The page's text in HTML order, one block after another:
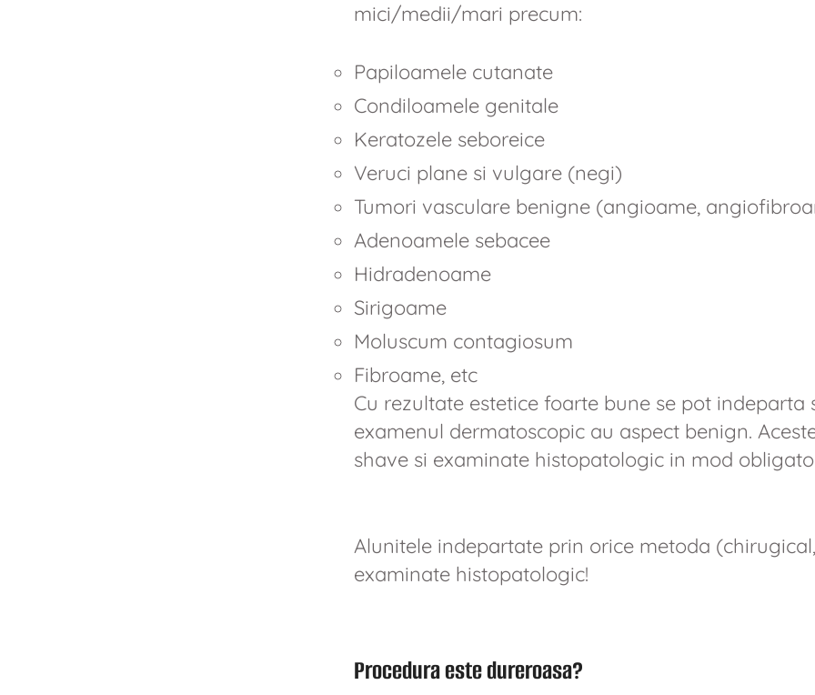
mici/medii/mari precum:
Papiloamele cutanate
Condiloamele genitale
Keratozele seboreice
Veruci plane si vulgare (negi)
Tumori vasculare benigne (angioame,
Adenoamele sebacee
Hidradenoame
Sirigoame
Moluscum contagiosum
Fibroame, etc
Cu rezultate estetice foarte bune se pot
examenul dermatoscopic au aspect benign.
shave si examinate histopatologic in mod
Alunitele indepartate prin orice metoda
examinate histopatologic!
Procedura este dureroasa?